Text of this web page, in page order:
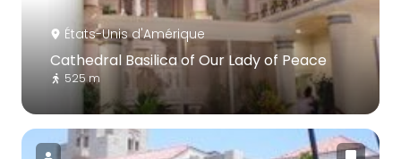
États-Unis d'Amérique
Cathedral Basilica of Our Lady of Peace
525 m